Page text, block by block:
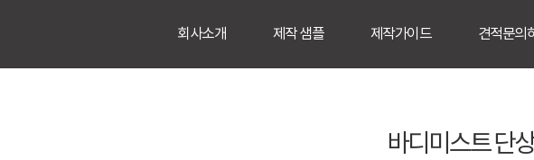
회사소개 제작 샘플 제작가이드 견적문의
바디미스트 단